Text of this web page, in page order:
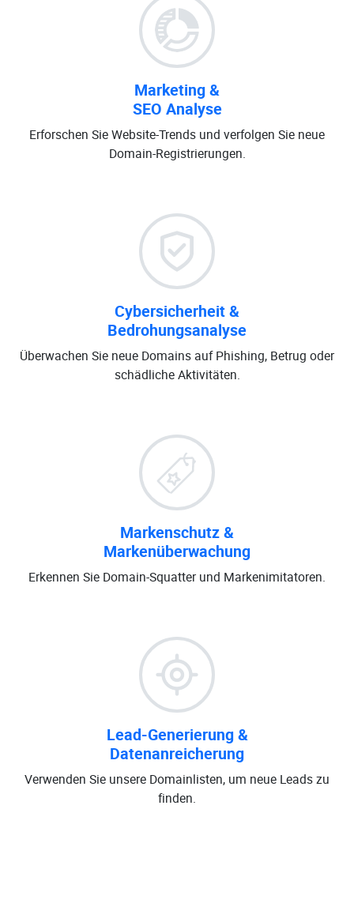
Marketing &
SEO Analyse
Erforschen Sie Website-Trends und verfolgen Sie neue
Domain-Registrierungen.
Cybersicherheit &
Bedrohungsanalyse
Überwachen Sie neue Domains auf Phishing, Betrug oder
schädliche Aktivitäten.
Markenschutz &
Markenüberwachung
Erkennen Sie Domain-Squatter und Markenimitatoren.
Lead-Generierung &
Datenanreicherung
Verwenden Sie unsere Domainlisten, um neue Leads zu
finden.